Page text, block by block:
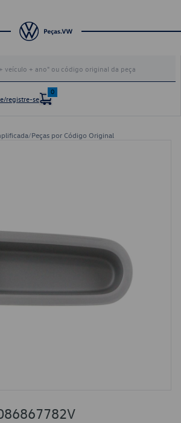
registre-se
0
/Peças por Código Original